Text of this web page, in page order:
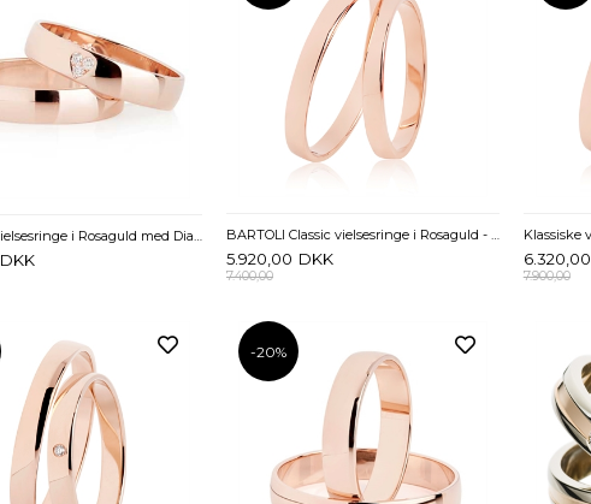
Klassiske Vielsesringe i Rosaguld med Diamanthjerte 0,03 ct - 4 mm
DKK 5.920,00 DKK
7.400,00
6.320,00
7.900,00
-20%